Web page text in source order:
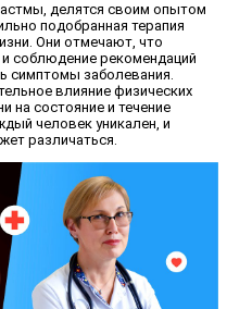
делятся своим опытом
подобранная терапия
Они отмечают, что
соблюдение рекомендаций
симптомы заболевания.
влияние физических
на состояние и течение
человек уникален, и
различаться.